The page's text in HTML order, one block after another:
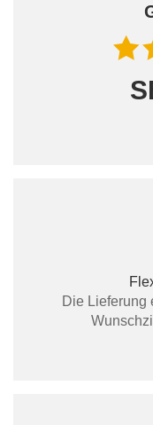
Die Lieferung